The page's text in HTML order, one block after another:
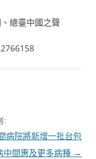
總臺中國之聲
:
病院將新增一批台包
中間惠及更多病種 →